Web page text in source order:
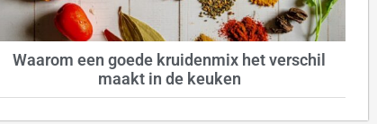
Waarom een goede kruidenmix het verschil
maakt in de keuken